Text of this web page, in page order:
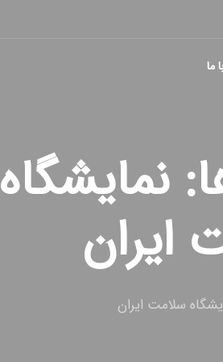
ما
نمایشگاه
ایران
سلامت ایران